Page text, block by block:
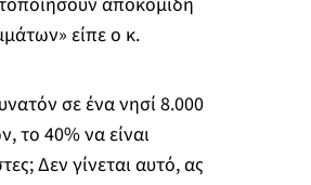
είπε ο κ.
σε ένα νησί 8.000
το 40% να είναι
Δεν γίνεται αυτό, ας